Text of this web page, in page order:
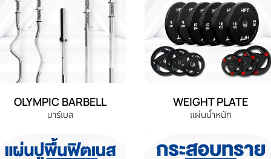
OLYMPIC BARBELL
บาร์เบล
WEIGHT PLATE
แผ่นน้ำหนัก